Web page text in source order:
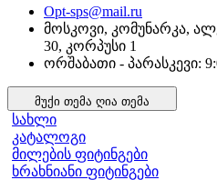
Opt-sps@mail.ru
მოსკოვი, კომუნარკა,
30, კორპუსი 1
ორშაბათი - პარასკევი:
მუქი თემა ღია თემა
სახლი
კატალოგი
მილების ფიტინგები
ხრახნიანი ფიტინგები